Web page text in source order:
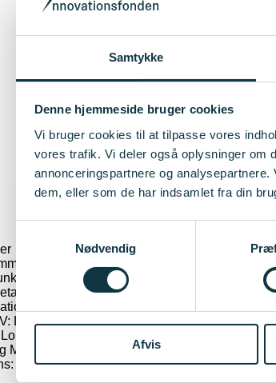
Samtykke
Denne hjemmeside bruger cookies
Vi bruger cookies til at tilpasse vores
vores trafik. Vi deler også oplysninger om
annonceringspartnere og
dem, eller som de har indsamlet fra din
Nødvendig
Afvis
- CPO: Søren Asp Mikkelsen
- CFO: Michael Friis Lindinger
Kommunikation og Eksterne relationer:
Lene Skovsgaard
Lars Zederkof
Missioner: Asger Narud
Martin Søndergaard